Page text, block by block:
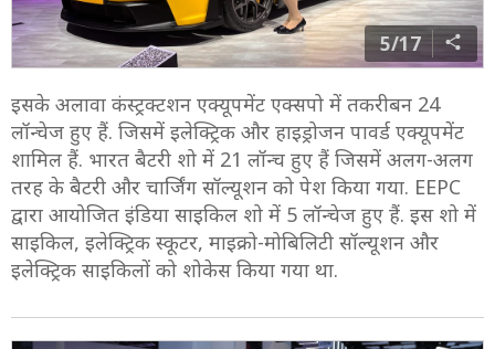
5/17
इसके अलावा कंस्ट्रक्टशन एक्यूपमेंट एक्सपो में तकरीबन 24
लॉन्चेज हुए हैं. जिसमें इलेक्ट्रिक और हाइड्रोजन पावर्ड एक्यूपमेंट
शामिल हैं. भारत बैटरी शो में 21 लॉन्च हुए हैं जिसमें अलग-अलग
तरह के बैटरी और चार्जिंग सॉल्यूशन को पेश किया गया. EEPC
द्वारा आयोजित इंडिया साइकिल शो में 5 लॉन्चेज हुए हैं. इस शो में
साइकिल, इलेक्ट्रिक स्कूटर, माइक्रो-मोबिलिटी सॉल्यूशन और
इलेक्ट्रिक साइकिलों को शोकेस किया गया था.